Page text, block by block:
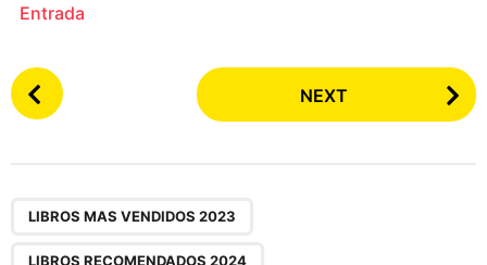
Entrada
P
o
NEXT
LIBROS MAS VENDIDOS 2023
LIBROS RECOMENDADOS 2024